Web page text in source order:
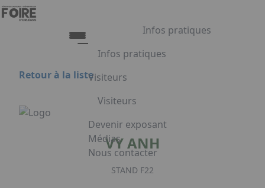
Aller au contenu principal
Infos pratiques
Infos pratiques
Tarifs et Horaires
Restauration
FAQ
Visiteurs
Visiteurs
Liste exposants
Plan du salon
Programme
Embarquement pour Venise
Devenir exposant
Médias
Nous contacter
Appuyez sur Entrée pour ouvrir le
Retour à la liste
VY ANH
STAND F22
Panneau de gestion des cookies